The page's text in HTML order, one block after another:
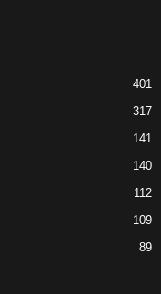
401
317
141
140
112
109
89